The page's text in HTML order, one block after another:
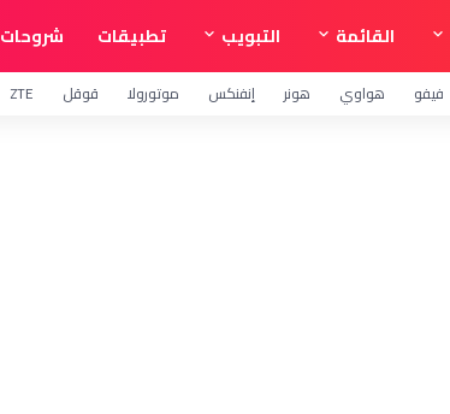
القائمة التبويب تطبيقات شروحات
فيفو هواوي هونر إنفنكس موتورولا قوقل ZTE